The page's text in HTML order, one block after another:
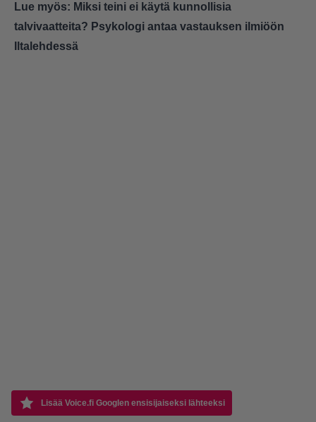
Lue myös: Miksi teini ei käytä kunnollisia
talvivaatteita? Psykologi antaa vastauksen ilmiöön
Iltalehdessä
Lisää Voice.fi Googlen ensisijaiseksi lähteeksi